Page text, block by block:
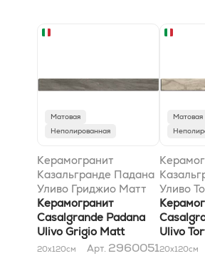
Матовая
Неполированная
Керамогранит
Казальгранде Падана
Уливо Гриджио Матт
15x120
Керамогранит
Casalgrande Padana
Ulivo Grigio Matt
15x120
20x120см Арт. 2960051
Матовая
Уливо
15x120
Ulivo
15x120
20x120см